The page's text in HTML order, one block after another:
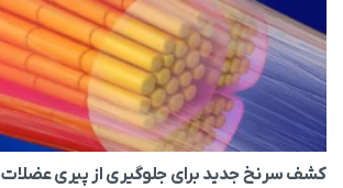
کشف سرنخ جدید برای جلوگیری از پیری عضلات